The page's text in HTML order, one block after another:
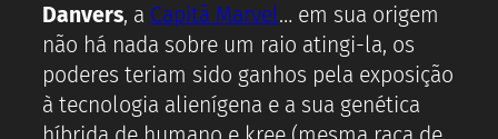
Danvers, a Capitã Marvel… em sua origem
não há nada sobre um raio atingi-la, os
poderes teriam sido ganhos pela exposição
à tecnologia alienígena e a sua genética